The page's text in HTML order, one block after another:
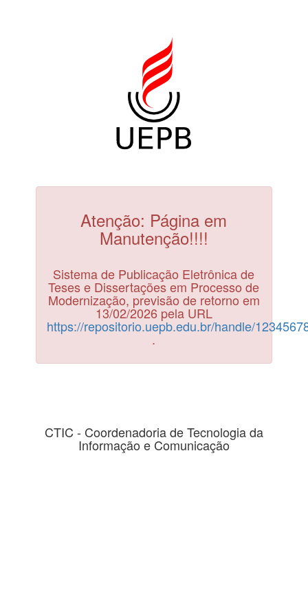
Atenção: Página em
Manutenção!!!!
Sistema de Publicação Eletrônica de
Teses e Dissertações em Processo de
Modernização, previsão de retorno em
13/02/2026 pela URL
https://repositorio.uepb.edu.br/handle/
.
CTIC - Coordenadoria de Tecnologia da
Informação e Comunicação